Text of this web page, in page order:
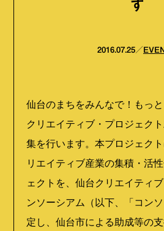
す
2016.07.25
仙台のまちをみんなで！もっ
クリエイティブ・プロジェク
集を行います。本プロジェク
リエイティブ産業の集積・活
ェクトを、仙台クリエイティ
ンソーシアム（以下、「コン
定し、仙台市による助成等の